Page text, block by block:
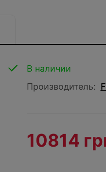
В наличии
Производитель:
10814